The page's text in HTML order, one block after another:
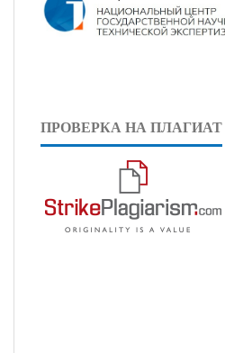
ПРОВЕРКА НА ПЛАГИАТ